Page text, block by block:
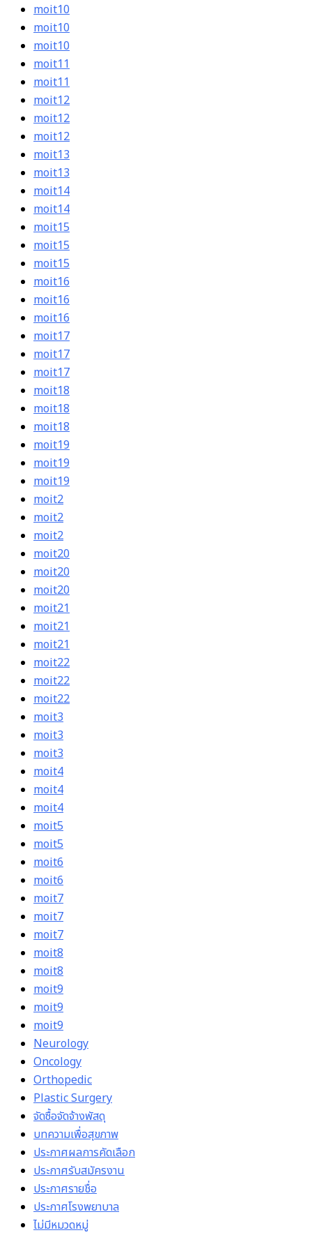
moit10
moit10
moit10
moit11
moit11
moit12
moit12
moit12
moit13
moit13
moit14
moit14
moit15
moit15
moit15
moit16
moit16
moit16
moit17
moit17
moit17
moit18
moit18
moit18
moit19
moit19
moit19
moit2
moit2
moit2
moit20
moit20
moit20
moit21
moit21
moit21
moit22
moit22
moit22
moit3
moit3
moit3
moit4
moit4
moit4
moit5
moit5
moit6
moit6
moit7
moit7
moit7
moit8
moit8
moit9
moit9
moit9
Neurology
Oncology
Orthopedic
Plastic Surgery
จัดซื้อจัดจ้างพัสดุ
บทความเพื่อสุขภาพ
ประกาศผลการคัดเลือก
ประกาศรับสมัครงาน
ประกาศรายชื่อ
ประกาศโรงพยาบาล
ไม่มีหมวดหมู่